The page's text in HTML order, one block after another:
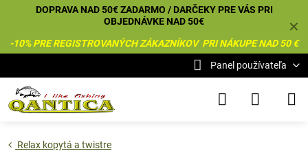
✕
DOPRAVA NAD 50€ ZADARMO / DARČEKY PRE VÁS PRI
OBJEDNÁVKE NAD 50€
-10% PRE REGISTROVANÝCH ZÁKAZNÍKOV PRI NÁKUPE NAD 50 €
Panel používateľa
Relax kopytá a twistre